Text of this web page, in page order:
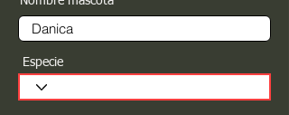
Especie